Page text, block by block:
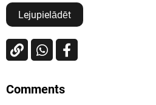
Lejupielādēt
Comments